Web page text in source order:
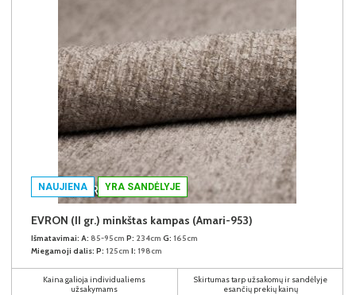
NAUJIENA YRA SANDĖLYJE
EVRON (II gr.) minkštas kampas (Amari-953)
Išmatavimai: A: 85-95cm P: 234cm G: 165cm
Miegamoji dalis: P: 125cm I: 198cm
Kaina galioja individualiems
užsakymams
Skirtumas tarp užsakomų ir sandėlyje
esančių prekių kainų